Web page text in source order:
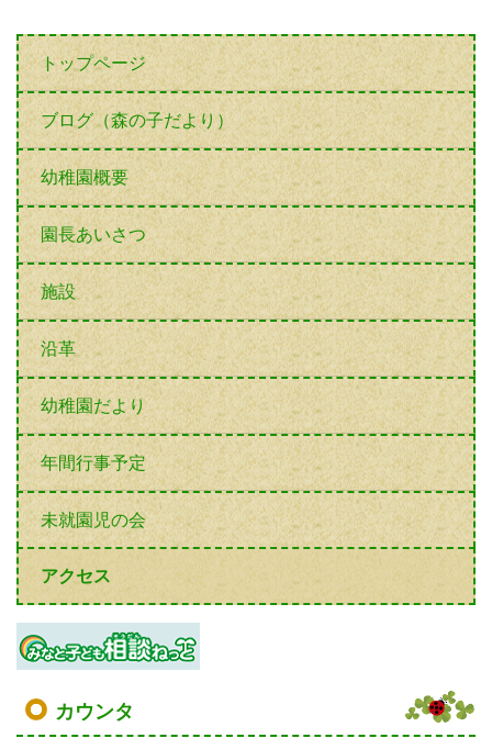
トップページ
ブログ（森の子だより）
幼稚園概要
園長あいさつ
施設
沿革
幼稚園だより
年間行事予定
未就園児の会
アクセス
カウンタ